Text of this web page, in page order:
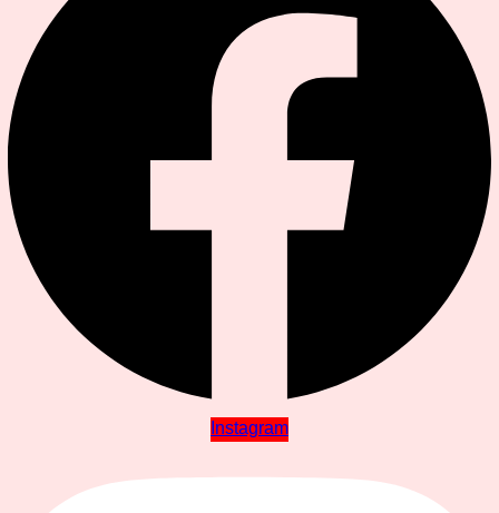
Instagram